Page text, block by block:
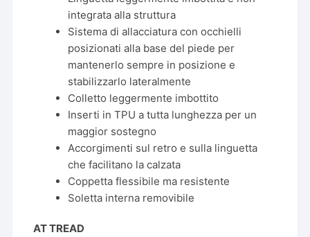
integrata alla struttura
Sistema di allacciatura con occhielli
posizionati alla base del piede per
mantenerlo sempre in posizione e
stabilizzarlo lateralmente
Colletto leggermente imbottito
Inserti in TPU a tutta lunghezza per un
maggior sostegno
Accorgimenti sul retro e sulla linguetta
che facilitano la calzata
Coppetta flessibile ma resistente
Soletta interna removibile
AT TREAD